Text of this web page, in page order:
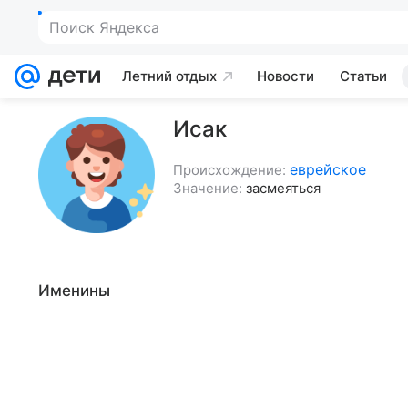
Поиск Яндекса
Летний отдых Новости Статьи
Исак
Происхождение: еврейское
Значение: засмеяться
Именины